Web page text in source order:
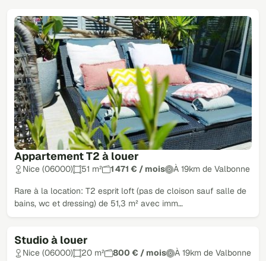
Appartement T2 à louer
Nice (06000) 51 m² 1 471 € / mois À 19km de Valbonne
Rare à la location: T2 esprit loft (pas de cloison sauf salle de
bains, wc et dressing) de 51,3 m² avec imm…
Studio à louer
Nice (06000) 20 m² 800 € / mois À 19km de Valbonne